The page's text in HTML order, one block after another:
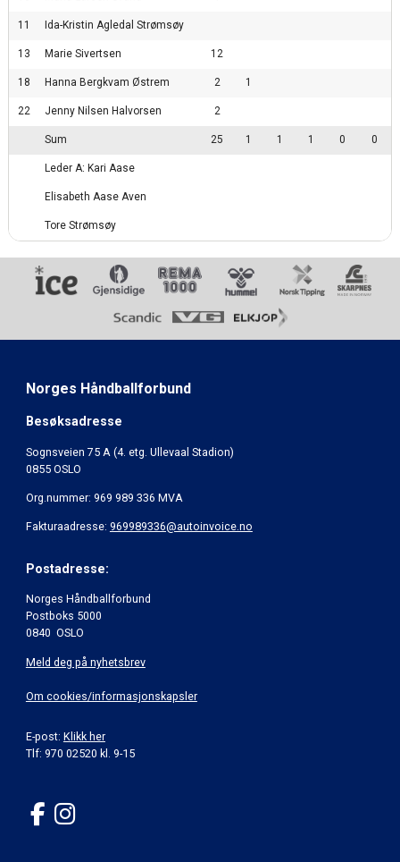
11 Ida-Kristin Agledal Strømsøy
13 Marie Sivertsen 12
18 Hanna Bergkvam Østrem 2 1
22 Jenny Nilsen Halvorsen 2
Sum 25 1 1 1 0 0
Leder A: Kari Aase
Elisabeth Aase Aven
Tore Strømsøy
Norges Håndballforbund
Besøksadresse
Sognsveien 75 A (4. etg. Ullevaal Stadion)
0855 OSLO
Org.nummer: 969 989 336 MVA
Fakturaadresse: 969989336@autoinvoice.no
Postadresse:
Norges Håndballforbund
Postboks 5000
0840 OSLO
Meld deg på nyhetsbrev
Om cookies/informasjonskapsler
E-post: Klikk her
Tlf: 970 02520 kl. 9-15